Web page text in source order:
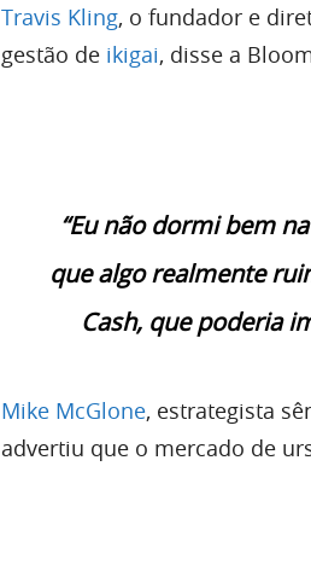
Travis Kling, o fundador e
gestão de ikigai, disse a
“Eu não dormi bem
que algo realmente
Cash, que poderia
Mike McGlone, estrategista
advertiu que o mercado de